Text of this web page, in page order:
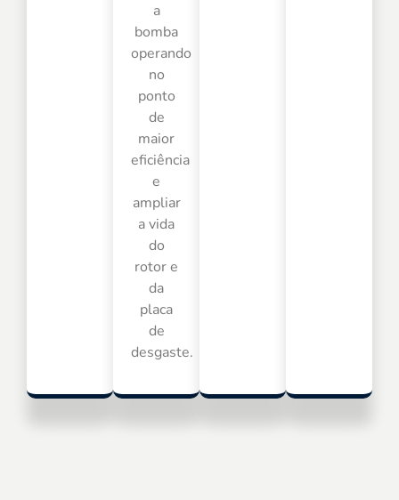
a
bomba
operando
no
ponto
de
maior
eficiência
e
ampliar
a vida
do
rotor e
da
placa
de
desgaste.